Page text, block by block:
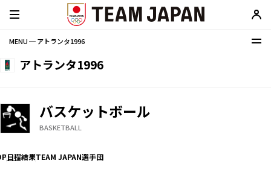
MENU ─ アトランタ1996
アトランタ1996
バスケットボール
BASKETBALL
日程結果TEAM JAPAN選手団